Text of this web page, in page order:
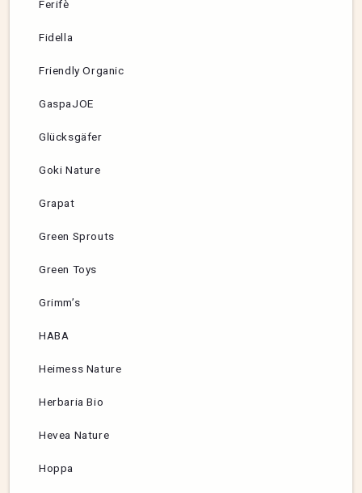
Ferifè
Fidella
Friendly Organic
GaspaJOE
Glücksgäfer
Goki Nature
Grapat
Green Sprouts
Green Toys
Grimm’s
HABA
Heimess Nature
Herbaria Bio
Hevea Nature
Hoppa